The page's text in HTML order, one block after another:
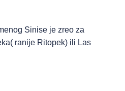
Sinise je zreo za
ranije Ritopek) ili Las